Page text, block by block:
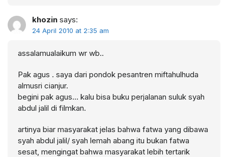
khozin says:
24 April 2010 at 2:35 am
assalamualaikum wr wb..
Pak agus . saya dari pondok pesantren miftahulhuda
almusri cianjur.
begini pak agus… kalu bisa buku perjalanan suluk syah
abdul jalil di filmkan.
artinya biar masyarakat jelas bahwa fatwa yang dibawa
syah abdul jalil/ syah lemah abang itu bukan fatwa
sesat, mengingat bahwa masyarakat lebih tertarik